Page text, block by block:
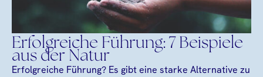
Erfolgreiche Führung: 7 Beispiele
aus der Natur
Erfolgreiche Führung? Es gibt eine starke Alternative zu